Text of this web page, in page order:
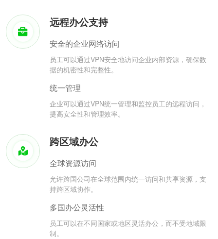
远程办公支持
安全的企业网络访问
员工可以通过VPN安全地访问企业内部资源，确保数
据的机密性和完整性。
统一管理
企业可以通过VPN统一管理和监控员工的远程访问，
提高安全性和管理效率。
跨区域办公
全球资源访问
允许跨国公司在全球范围内统一访问和共享资源，支
持跨区域协作。
多国办公灵活性
员工可以在不同国家或地区灵活办公，而不受地域限
制。